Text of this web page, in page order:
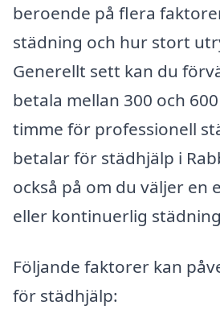
beroende på flera
städning och hur stort
Generellt sett kan du
betala mellan 300 och
timme för professionell
betalar för städhjälp i
också på om du väljer en
eller kontinuerlig
Följande faktorer kan
för städhjälp: